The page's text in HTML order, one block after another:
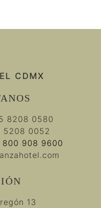
CDMX
8208 0580
5208 0052
800 908 9600
13